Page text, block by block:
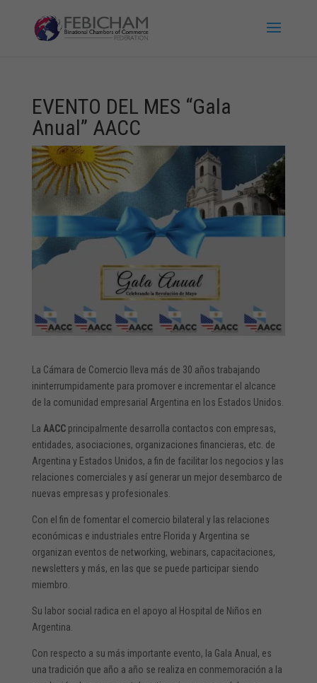
EVENTO DEL MES “Gala
Anual” AACC
La Cámara de Comercio lleva más de 30 años trabajando
ininterrumpidamente para promover e incrementar el alcance
de la comunidad empresarial Argentina en los Estados Unidos.
La AACCprincipalmente desarrolla contactos con empresas,
entidades, asociaciones, organizaciones financieras, etc. de
Argentina y Estados Unidos, a fin de facilitar los negocios y las
relaciones comerciales y así generar un mejor desembarco de
nuevas empresas y profesionales.
Con el fin de fomentar el comercio bilateral y las relaciones
económicas e industriales entre Florida y Argentina se
organizan eventos de networking, webinars, capacitaciones,
newsletters y más, en las que se puede participar siendo
miembro.
Su labor social radica en el apoyo al Hospital de Niños en
Argentina.
Con respecto a su más importante evento, la Gala Anual, es
una tradición que año a año se realiza en conmemoración a la